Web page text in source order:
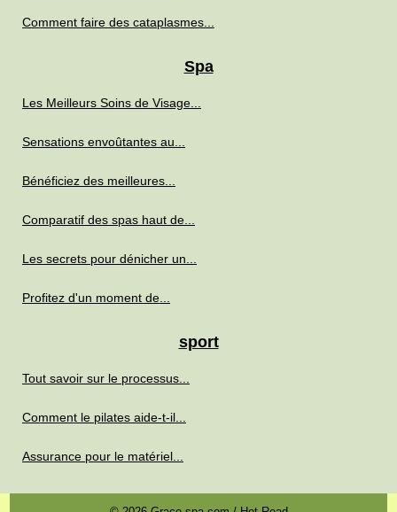
Comment faire des cataplasmes...
Spa
Les Meilleurs Soins de Visage...
Sensations envoûtantes au...
Bénéficiez des meilleures...
Comparatif des spas haut de...
Les secrets pour dénicher un...
Profitez d'un moment de...
sport
Tout savoir sur le processus...
Comment le pilates aide-t-il...
Assurance pour le matériel...